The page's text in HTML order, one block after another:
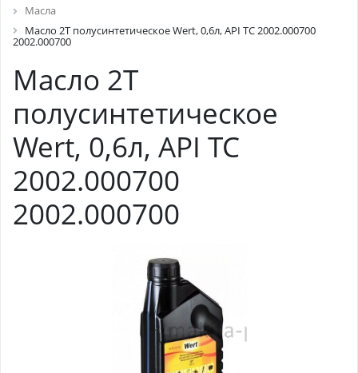
Масла
Масло 2T полусинтетическое Wert, 0,6л, API TC 2002.000700
2002.000700
Масло 2T
полусинтетическое
Wert, 0,6л, API TC
2002.000700
2002.000700